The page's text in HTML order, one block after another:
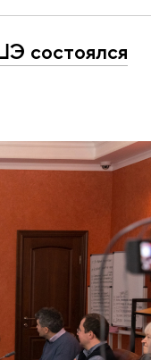
состоялся